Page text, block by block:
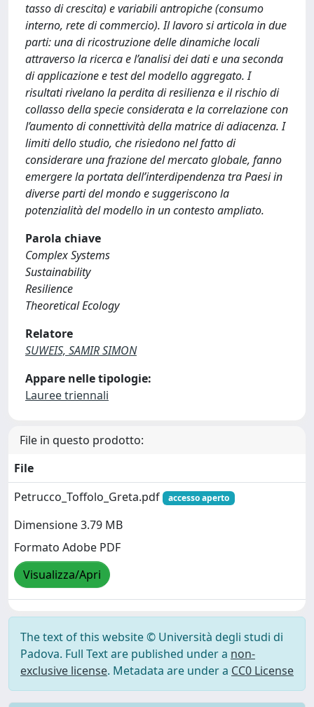
tasso di crescita) e variabili antropiche (consumo
interno, rete di commercio). Il lavoro si articola in due
parti: una di ricostruzione delle dinamiche locali
attraverso la ricerca e l’analisi dei dati e una seconda
di applicazione e test del modello aggregato. I
risultati rivelano la perdita di resilienza e il rischio di
collasso della specie considerata e la correlazione con
l’aumento di connettività della matrice di adiacenza. I
limiti dello studio, che risiedono nel fatto di
considerare una frazione del mercato globale, fanno
emergere la portata dell’interdipendenza tra Paesi in
diverse parti del mondo e suggeriscono la
potenzialità del modello in un contesto ampliato.
Parola chiave
Complex Systems
Sustainability
Resilience
Theoretical Ecology
Relatore
SUWEIS, SAMIR SIMON
Appare nelle tipologie:
Lauree triennali
File in questo prodotto:
File
Petrucco_Toffolo_Greta.pdf
accesso aperto
Dimensione 3.79 MB
Formato Adobe PDF
Visualizza/Apri
The text of this website © Università degli studi di
Padova. Full Text are published under a non-
exclusive license. Metadata are under a CC0 License